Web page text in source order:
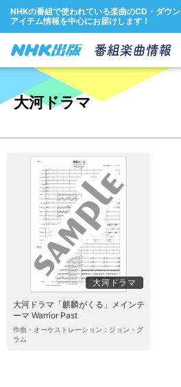
NHKの番組で使われている楽曲のCD・ダウ
アイテム情報を中心にお届けします！
大河ドラマ
大河ドラマ
大河ドラマ「麒麟がくる」メインテ
ーマ Warrior Past
作曲・オーケストレーション：ジョン・グ
ラム